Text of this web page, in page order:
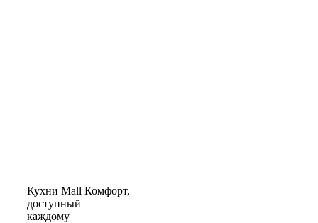
Кухни Mall Комфорт,
доступный
каждому